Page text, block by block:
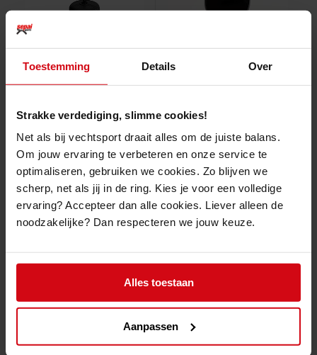
Toestemming Details Over
Strakke verdediging, slimme cookies!
Net als bij vechtsport draait alles om de juiste balans.
Om jouw ervaring te verbeteren en onze service te
optimaliseren, gebruiken we cookies. Zo blijven we
scherp, net als jij in de ring. Kies je voor een volledige
ervaring? Accepteer dan alle cookies. Liever alleen de
noodzakelijke? Dan respecteren we jouw keuze.
Alles toestaan
Aanpassen
Topfighter Cobra Bag "X1 PRO"
224.99€
Topfighter "Hydro Punch Pro"
174.99€
Bokszak
Vanaf 149.99€ 89.99€